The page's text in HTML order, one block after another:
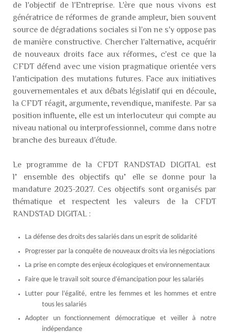
de l'objectif de l'Entreprise. L'ère que nous vivons est
génératrice de réformes de grande ampleur, bien souvent
source de dégradations sociales si l'on ne s'y oppose pas
de manière constructive. Chercher l'alternative, acquérir
de nouveaux droits face aux réformes, c'est ce que la
CFDT défend avec une vision pragmatique orientée vers
l'anticipation des mutations futures. Face aux initiatives
gouvernementales et aux débats législatif qui en découle,
la CFDT réagit, argumente, revendique, manifeste. Par sa
position influente, elle est un interlocuteur qui compte au
niveau national ou interprofessionnel, comme dans notre
branche des bureaux d'étude.
Le programme de la CFDT RANDSTAD DIGITAL est
l’ensemble des objectifs qu’elle se donne pour la
mandature 2023-2027. Ces objectifs sont organisés par
thématique et respectent les valeurs de la CFDT
RANDSTAD DIGITAL :
La défense des droits des salariés dans un esprit de solidarité
Progresser par la conquête de nouveaux droits via les négociations
La prise en compte des enjeux écologiques et environnementaux
Faire que le travail soit source d’émancipation pour les salariés
Lutter pour l’égalité, entre les femmes et les hommes et entre
tous les salariés
Adopter un fonctionnement démocratique et veiller à notre
indépendance